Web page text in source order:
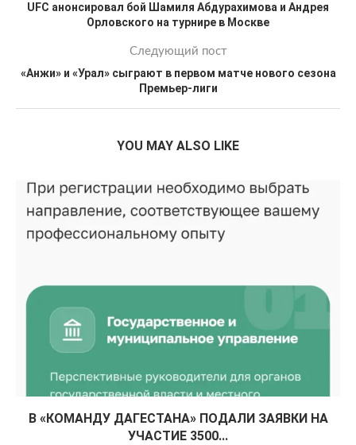
UFC анонсировал бой Шамиля Абдурахимова и Андрея
Орловского на турнире в Москве
Следующий пост
«Анжи» и «Урал» сыграют в первом матче нового сезона
Премьер-лиги
YOU MAY ALSO LIKE
В «КОМАНДУ ДАГЕСТАНА» ПОДАЛИ ЗАЯВКИ НА
УЧАСТИЕ 3500...